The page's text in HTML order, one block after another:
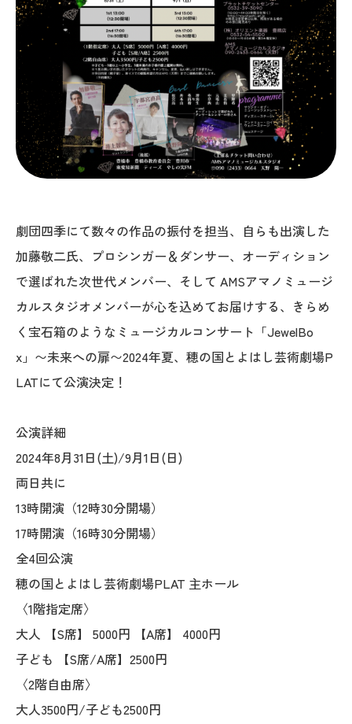
劇団四季にて数々の作品の振付を担当、自らも出演した
加藤敬二氏、プロシンガー＆ダンサー、オーディション
で選ばれた次世代メンバー、そして AMSアマノミュージ
カルスタジオメンバーが心を込めてお届けする、きらめ
く宝石箱のようなミュージカルコンサート「JewelBo
x」〜未来への扉〜2024年夏、穂の国とよはし芸術劇場P
LATにて公演決定！
公演詳細
2024年8月31日(土)/9月1日(日)
両日共に
13時開演（12時30分開場）
17時開演（16時30分開場）
全4回公演
穂の国とよはし芸術劇場PLAT 主ホール
〈1階指定席〉
大人 【S席】 5000円 【A席】 4000円
子ども 【S席/A席】2500円
〈2階自由席〉
大人3500円/子ども2500円